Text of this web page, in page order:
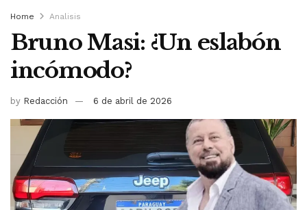
Home Analisis
Bruno Masi: ¿Un eslabón
incómodo?
by Redacción 6 de abril de 2026